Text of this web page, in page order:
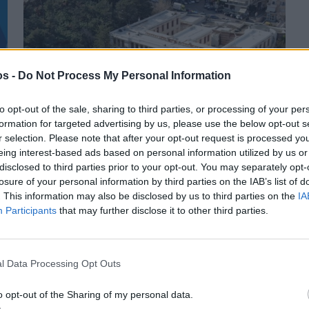
- Do Not Process My Personal Information
opt-out of the sale, sharing to third parties, or processing of your
for targeted advertising by us, please use the below opt-out
selection. Please note that after your opt-out request is processed
interest-based ads based on personal information utilized by us
to third parties prior to your opt-out. You may separately
of your personal information by third parties on the IAB’s list of
This information may also be disclosed by us to third parties on the
Participants that may further disclose it to other third parties.
Data Processing Opt Outs
opt-out of the Sharing of my personal data.
Πριν 1 μήνα
Στέγη και φοιτητικές κατοικίες στη Χίο μπαίνουν
στο νέο ΕΣΠΑ